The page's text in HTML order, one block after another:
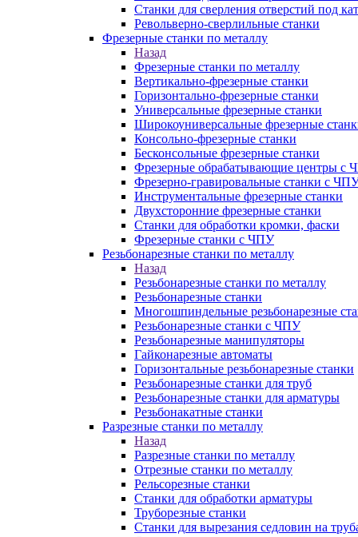
Станки для сверления отверстий под
Револьверно-сверлильные станки
Фрезерные станки по металлу
Назад
Фрезерные станки по металлу
Вертикально-фрезерные станки
Горизонтально-фрезерные станки
Универсальные фрезерные станки
Широкоуниверсальные фрезерные
Консольно-фрезерные станки
Бесконсольные фрезерные станки
Фрезерные обрабатывающие центры с
Фрезерно-гравировальные станки с
Инструментальные фрезерные станки
Двухсторонние фрезерные станки
Станки для обработки кромки, фаски
Фрезерные станки с ЧПУ
Резьбонарезные станки по металлу
Назад
Резьбонарезные станки по металлу
Резьбонарезные станки
Многошпиндельные резьбонарезные
Резьбонарезные станки с ЧПУ
Резьбонарезные манипуляторы
Гайконарезные автоматы
Горизонтальные резьбонарезные станки
Резьбонарезные станки для труб
Резьбонарезные станки для арматуры
Резьбонакатные станки
Разрезные станки по металлу
Назад
Разрезные станки по металлу
Отрезные станки по металлу
Рельсорезные станки
Станки для обработки арматуры
Труборезные станки
Станки для вырезания седловин на